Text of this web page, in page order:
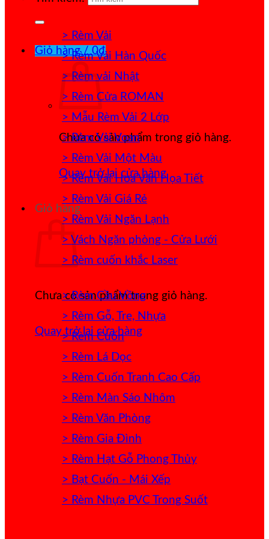
Giỏ hàng /0₫
Chưa có sản phẩm trong giỏ hàng.
Quay trở lại cửa hàng
Giỏ hàng
Chưa có sản phẩm trong giỏ hàng.
Quay trở lại cửa hàng
> Rèm Vải
> Rèm Vải Hàn Quốc
> Rèm vải Nhật
> Rèm Cửa ROMAN
> Mẫu Rèm Vải 2 Lớp
> Rèm Vải Voan
> Rèm Vải Một Màu
> Rèm Vải Hoa Văn Họa Tiết
> Rèm Vải Giá Rẻ
> Rèm Vải Ngăn Lạnh
> Vách Ngăn phòng - Cửa Lưới
> Rèm cuốn khắc Laser
> Rèm Cầu Vồng
> Rèm Gỗ, Tre, Nhựa
> Rèm Cuốn
> Rèm Lá Dọc
> Rèm Cuốn Tranh Cao Cấp
> Rèm Màn Sáo Nhôm
> Rèm Văn Phòng
> Rèm Gia Đình
> Rèm Hạt Gỗ Phong Thủy
> Bạt Cuốn - Mái Xếp
> Rèm Nhựa PVC Trong Suốt